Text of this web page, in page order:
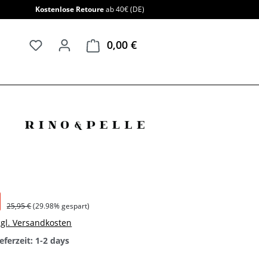
Kostenlose Retoureab 40€ (DE)
0,00 €Warenkorb enthält 0
25,95 €(29.98% gespart)
Versandkosten
1-2 days